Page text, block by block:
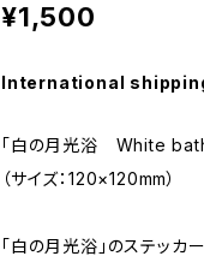
¥1,500
International
「白の月光浴 White
（サイズ：120×120mm）
「白の月光浴」のステッカー